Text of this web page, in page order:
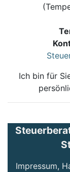
Ich bin für
Impressum,